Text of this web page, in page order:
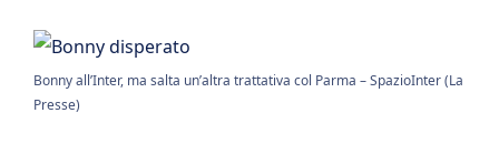
Bonny all’Inter, ma salta un’altra trattativa col Parma – SpazioInter (La
Presse)